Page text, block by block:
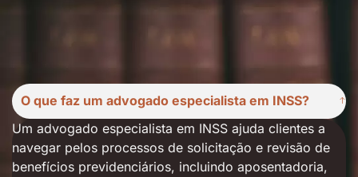
O que faz um advogado especialista em INSS?
Um advogado especialista em INSS ajuda clientes a
navegar pelos processos de solicitação e revisão de
benefícios previdenciários, incluindo aposentadoria,